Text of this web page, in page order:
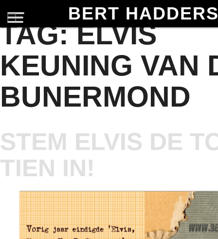
BERT
TAG:ELVIS
KEUNING VAN
BUNERMOND
STEM ELVIS DE
TIEN IN!